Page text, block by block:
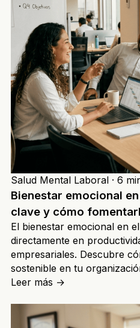
Salud Mental Laboral · 6
Bienestar emocional
clave y cómo
El bienestar emocional en
directamente en
empresariales. Descubre
sostenible en tu
Leer más →